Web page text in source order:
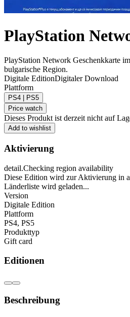
PlayStation
PlayStation Network Geschenkkarte
bulgarische Region.
Digitale EditionDigitaler Download
Plattform
PS4 | PS5
Price watch
Dieses Produkt ist derzeit nicht auf
Add to wishlist
Aktivierung
detail.Checking region availability
Diese Edition wird zur Aktivierung in
Länderliste wird geladen...
Version
Digitale Edition
Plattform
PS4, PS5
Produkttyp
Gift card
Editionen
Beschreibung